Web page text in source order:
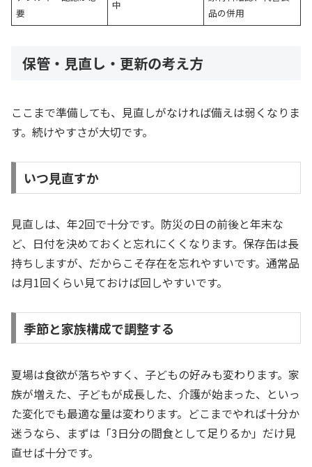
要
中
品の併用
保管・見直し・更新の考え方
ここまで準備しても、見直しがなければ備えは弱くなりま
す。続けやすさが大切です。
いつ見直すか
見直しは、年2回で十分です。防災の日の前後と年末な
ど、日付を決めておくと忘れにくくなります。保存缶は長
持ちしますが、だからこそ存在を忘れやすいです。通常品
は月1回くらい見ておけば回しやすいです。
季節と家族構成で調整する
夏場は食欲が落ちやすく、子どもの好みも変わります。家
族が増えた、子どもが成長した、介護が始まった、といっ
た変化でも最適な量は変わります。どこまでやれば十分か
迷うなら、まずは「3日分の間食として足りるか」だけ見
直せば十分です。